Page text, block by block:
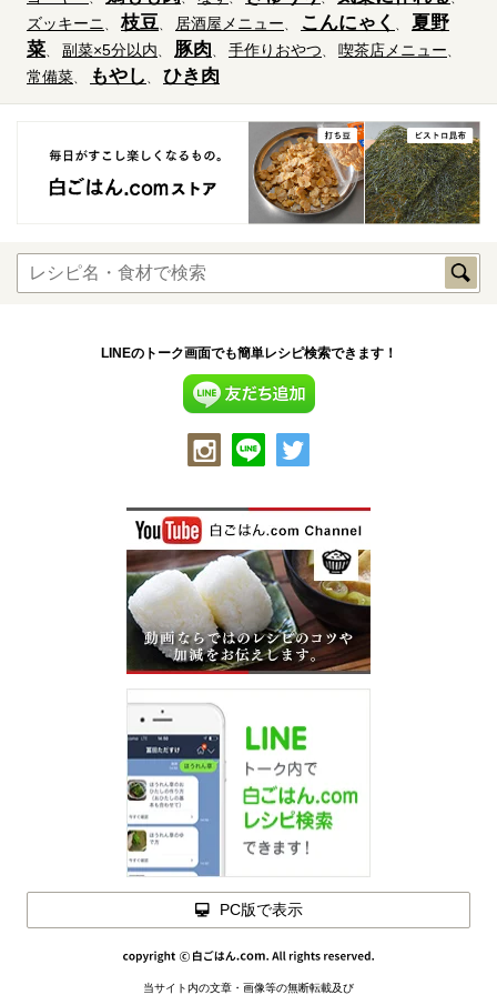
ズッキーニ 枝豆 居酒屋メニュー こんにゃく
夏野
菜
副菜×5分以内 豚肉 手作りおやつ
喫茶店メニュー
常備菜
もやし ひき肉
LINEのトーク画面でも簡単レシピ検索できます！
PC版で表示
当サイト内の文章・画像等の無断転載及び